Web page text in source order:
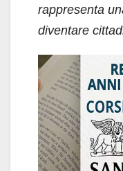
rappresenta
diventare